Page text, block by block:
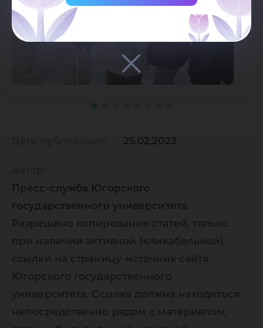
25.02.2023
Пресс-служба Югорского
государственного университета
Разрешено копирование статей, только
при наличии активной (кликабельной)
ссылки на страницу-источник сайта
Югорского государственного
университета. Ссылка должна находиться
непосредственно рядом с материалом,